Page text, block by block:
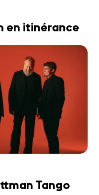
en itinérance
Tango